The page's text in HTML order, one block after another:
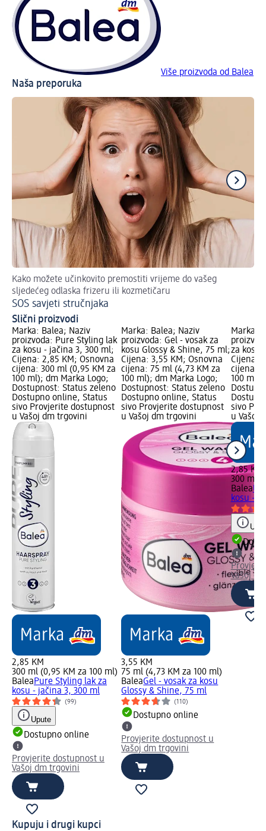
Više proizvoda od Balea
Naša preporuka
Kako možete učinkovito premostiti vrijeme do vašeg
sljedećeg odlaska frizeru ili kozmetičaru
SOS savjeti stručnjaka
Slični proizvodi
Marka: Balea; Naziv
proizvoda: Pure Styling lak
za kosu - jačina 3, 300 ml;
Cijena: 2,85 KM; Osnovna
cijena: 300 ml (0,95 KM za
100 ml); dm Marka Logo;
Dostupnost: Status zeleno
Dostupno online, Status
sivo Provjerite dostupnost
u Vašoj dm trgovini
2,85 KM
300 ml (0,95 KM za 100 ml)
BaleaPure Styling lak za
kosu - jačina 3, 300 ml
(99)
Upute
Dostupno online
Provjerite dostupnost u
Vašoj dm trgovini
Marka: Balea; Naziv
proizvoda: Gel - vosak za
kosu Glossy & Shine, 75 ml;
Cijena: 3,55 KM; Osnovna
cijena: 75 ml (4,73 KM za
100 ml); dm Marka Logo;
Dostupnost: Status zeleno
Dostupno online, Status
sivo Provjerite dostupnost
u Vašoj dm trgovini
3,55 KM
75 ml (4,73 KM za 100 ml)
BaleaGel - vosak za kosu
Glossy & Shine, 75 ml
(110)
Dostupno online
Provjerite dostupnost u
Vašoj dm trgovini
Marka:
za kosu
Cijena:
cijena:
100 ml);
sivo
u Vašoj
2,85 KM
300 ml
Balea
kosu –
Vašoj
Kupuju i drugi kupci